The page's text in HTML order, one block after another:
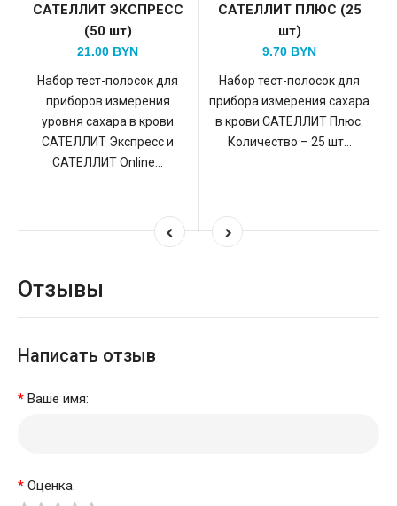
САТЕЛЛИТ ЭКСПРЕСС
(50 шт)
21.00 BYN
Набор тест-полосок для
приборов измерения
уровня сахара в крови
САТЕЛЛИТ Экспресс и
САТЕЛЛИТ Online...
САТЕЛЛИТ ПЛЮС (25
шт)
9.70 BYN
Набор тест-полосок для
прибора измерения сахара
в крови САТЕЛЛИТ Плюс.
Количество – 25 шт...
Отзывы
Написать отзыв
Ваше имя:
Оценка: